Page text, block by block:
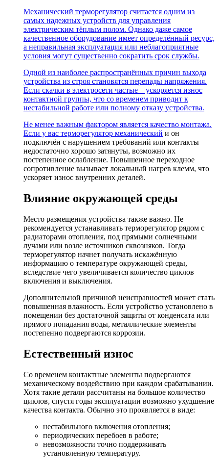
Механический терморегулятор считается одним из
самых надежных устройств для управления
электрическим тёплым полом. Однако даже самое
качественное оборудование имеет определённый ресурс,
а неправильная эксплуатация или неблагоприятные
условия могут существенно сократить срок службы.
Одной из наиболее распространённых причин выхода
устройства из строя становятся перепады напряжения.
Если скачки в электросети частые – ускоряется износ
контактной группы, что со временем приводит к
нестабильной работе или полному отказу устройства.
Не менее важным фактором является качество монтажа.
Если у вас терморегулятор механический и он
подключён с нарушением требований или контакты
недостаточно хорошо затянуты, возможно их
постепенное ослабление. Повышенное переходное
сопротивление вызывает локальный нагрев клемм, что
ускоряет износ внутренних деталей.
Влияние окружающей среды
Место размещения устройства также важно. Не
рекомендуется устанавливать терморегулятор рядом с
радиаторами отопления, под прямыми солнечными
лучами или возле источников сквозняков. Тогда
терморегулятор начнет получать искажённую
информацию о температуре окружающей среды,
вследствие чего увеличивается количество циклов
включения и выключения.
Дополнительной причиной неисправностей может стать
повышенная влажность. Если устройство установлено в
помещении без достаточной защиты от конденсата или
прямого попадания воды, металлические элементы
постепенно подвергаются коррозии.
Естественный износ
Со временем контактные элементы подвергаются
механическому воздействию при каждом срабатывании.
Хотя такие детали рассчитаны на большое количество
циклов, спустя годы эксплуатации возможно ухудшение
качества контакта. Обычно это проявляется в виде:
нестабильного включения отопления;
периодических перебоев в работе;
невозможности точно поддерживать
установленную температуру.